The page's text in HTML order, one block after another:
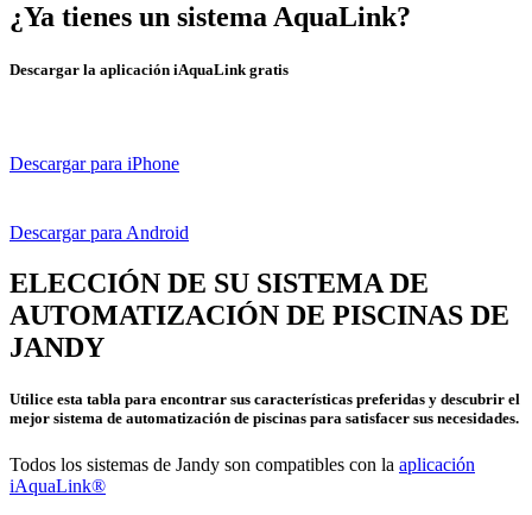
¿Ya tienes un sistema AquaLink?
Descargar la aplicación iAquaLink gratis
Descargar para iPhone
Descargar para Android
ELECCIÓN DE SU SISTEMA DE
AUTOMATIZACIÓN DE PISCINAS DE
JANDY
Utilice esta tabla para encontrar sus características preferidas y descubrir el
mejor sistema de automatización de piscinas para satisfacer sus necesidades.
Todos los sistemas de Jandy son compatibles con la aplicación
iAquaLink®